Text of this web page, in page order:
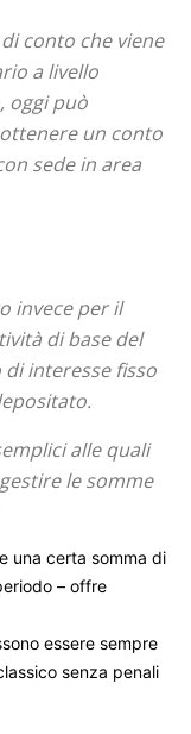
conto che viene
a livello
oggi può
un conto
sede in area
invece per il
di base del
interesse fisso
alle quali
le somme
una certa somma di
– offre
essere sempre
senza penali